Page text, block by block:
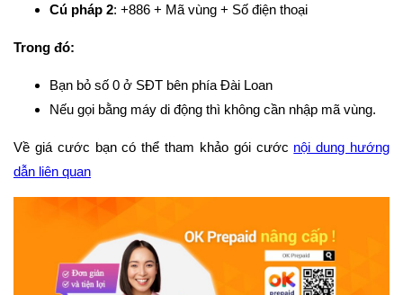
Cú pháp 2: +886 + Mã vùng + Số điện thoại
Trong đó:
Bạn bỏ số 0 ở SĐT bên phía Đài Loan
Nếu gọi bằng máy di động thì không cần nhập mã vùng.
Về giá cước bạn có thể tham khảo gói cước nội dung hướng
dẫn liên quan